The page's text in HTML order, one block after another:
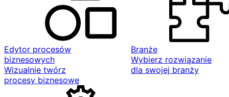
Edytor procesów
biznesowych
Wizualnie twórz
procesy biznesowe
Branże
Wybierz rozwiązanie
dla swojej branży